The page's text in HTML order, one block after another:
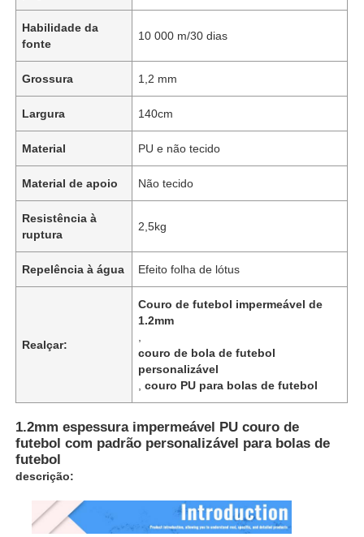
Habilidade da
fonte
10 000 m/30 dias
Grossura 1,2 mm
Largura 140cm
Material PU e não tecido
Material de apoio Não tecido
Resistência à
ruptura
2,5kg
Repelência à água Efeito folha de lótus
Realçar:
Couro de futebol impermeável de
1.2mm
couro de bola de futebol
personalizável
,couro PU para bolas de futebol
1.2mm espessura impermeável PU couro de
futebol com padrão personalizável para bolas de
futebol
descrição: